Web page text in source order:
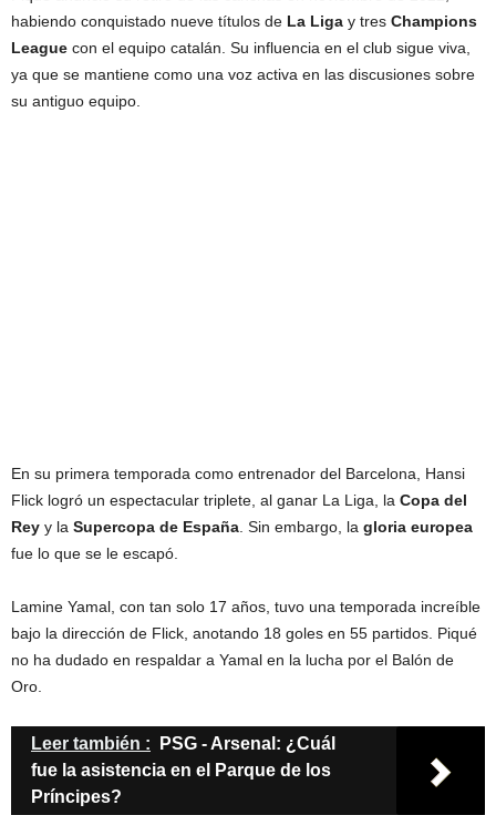
habiendo conquistado nueve títulos de La Liga y tres Champions
League con el equipo catalán. Su influencia en el club sigue viva,
ya que se mantiene como una voz activa en las discusiones sobre
su antiguo equipo.
En su primera temporada como entrenador del Barcelona, Hansi
Flick logró un espectacular triplete, al ganar La Liga, la Copa del
Rey y la Supercopa de España . Sin embargo, la gloria europea
fue lo que se le escapó.
Lamine Yamal, con tan solo 17 años, tuvo una temporada increíble
bajo la dirección de Flick, anotando 18 goles en 55 partidos. Piqué
no ha dudado en respaldar a Yamal en la lucha por el Balón de
Oro.
Leer también :
PSG - Arsenal: ¿Cuál
fue la asistencia en el Parque de los
Príncipes?